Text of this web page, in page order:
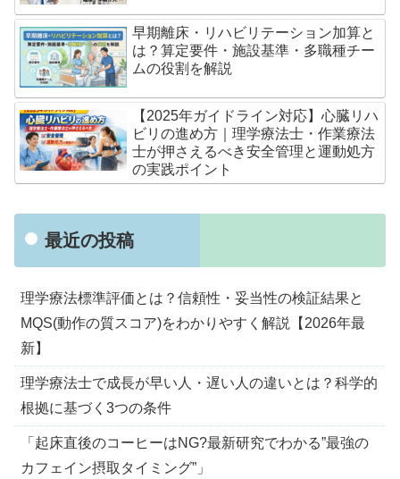
早期離床・リハビリテーション加算と
は？算定要件・施設基準・多職種チー
ムの役割を解説
【2025年ガイドライン対応】心臓リハ
ビリの進め方｜理学療法士・作業療法
士が押さえるべき安全管理と運動処方
の実践ポイント
最近の投稿
理学療法標準評価とは？信頼性・妥当性の検証結果と
MQS(動作の質スコア)をわかりやすく解説【2026年最
新】
理学療法士で成長が早い人・遅い人の違いとは？科学的
根拠に基づく3つの条件
「起床直後のコーヒーはNG?最新研究でわかる”最強の
カフェイン摂取タイミング”」